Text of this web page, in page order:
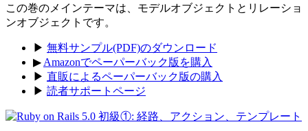
この巻のメインテーマは、モデルオブジェクトとリレーショ
ンオブジェクトです。
▶ 無料サンプル(PDF)のダウンロード
▶ Amazonでペーパーバック版を購入
▶ 直販によるペーパーバック版の購入
▶ 読者サポートページ